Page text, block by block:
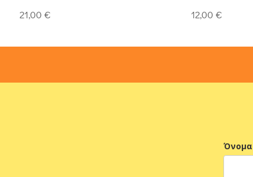
21,00 € 12,00 €
Όνομα